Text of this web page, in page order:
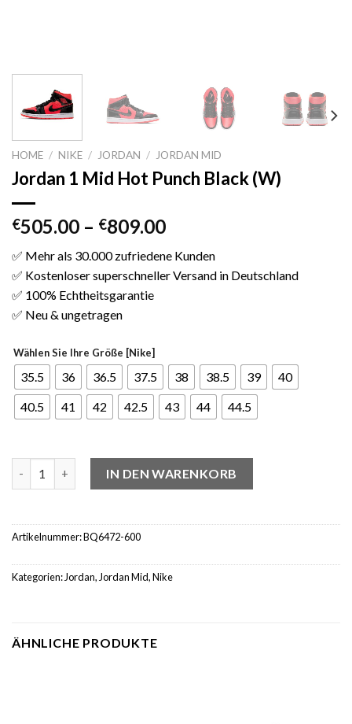
HOME / NIKE / JORDAN / JORDAN MID
Jordan 1 Mid Hot Punch Black (W)
€505.00 – €809.00
✅ Mehr als 30.000 zufriedene Kunden
✅ Kostenloser superschneller Versand in Deutschland
✅ 100% Echtheitsgarantie
✅ Neu & ungetragen
Wählen Sie Ihre Größe [Nike]
35.5 36 36.5 37.5 38 38.5 39
40
40.5
41 42 42.5 43 44 44.5
IN DEN WARENKORB
Artikelnummer:BQ6472-600
Kategorien: Jordan, Jordan Mid,Nike
ÄHNLICHE PRODUKTE